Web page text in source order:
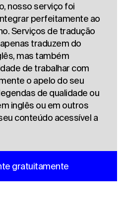
nosso serviço foi
perfeitamente ao
Serviços de tradução
traduzem do
mas também
de trabalhar com
o apelo do seu
de qualidade ou
inglês ou em outros
conteúdo acessível a
gratuitamente